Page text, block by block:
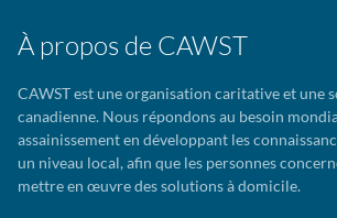
À propos de CAWST
CAWST est une organisation caritative et une
canadienne. Nous répondons au besoin
assainissement en développant les
un niveau local, afin que les personnes
mettre en œuvre des solutions à domicile.